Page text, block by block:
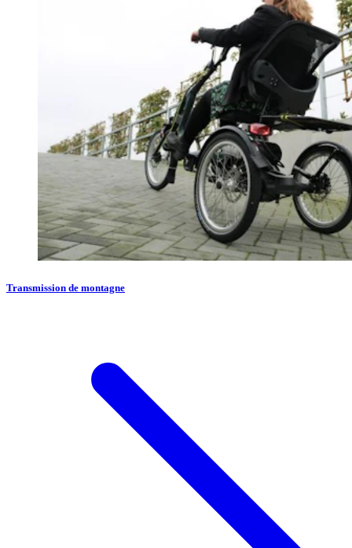
Transmission de montagne